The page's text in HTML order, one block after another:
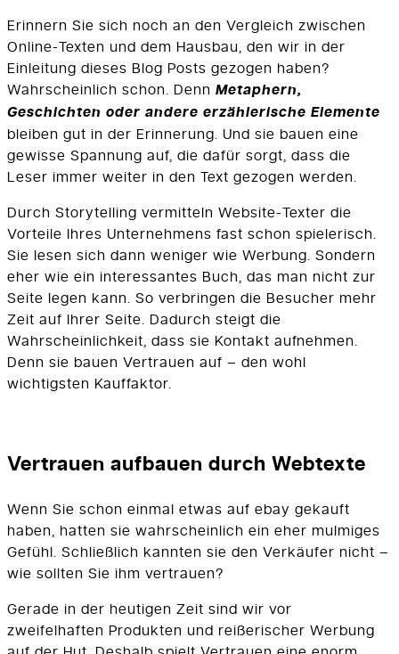
Erinnern Sie sich noch an den Vergleich zwischen
Online-Texten und dem Hausbau, den wir in der
Einleitung dieses Blog Posts gezogen haben?
Wahrscheinlich schon. Denn Metaphern,
Geschichten oder andere erzählerische Elemente
bleiben gut in der Erinnerung. Und sie bauen eine
gewisse Spannung auf, die dafür sorgt, dass die
Leser immer weiter in den Text gezogen werden.
Durch Storytelling vermitteln Website-Texter die
Vorteile Ihres Unternehmens fast schon spielerisch.
Sie lesen sich dann weniger wie Werbung. Sondern
eher wie ein interessantes Buch, das man nicht zur
Seite legen kann. So verbringen die Besucher mehr
Zeit auf Ihrer Seite. Dadurch steigt die
Wahrscheinlichkeit, dass sie Kontakt aufnehmen.
Denn sie bauen Vertrauen auf – den wohl
wichtigsten Kauffaktor.
Vertrauen aufbauen durch Webtexte
Wenn Sie schon einmal etwas auf ebay gekauft
haben, hatten sie wahrscheinlich ein eher mulmiges
Gefühl. Schließlich kannten sie den Verkäufer nicht –
wie sollten Sie ihm vertrauen?
Gerade in der heutigen Zeit sind wir vor
zweifelhaften Produkten und reißerischer Werbung